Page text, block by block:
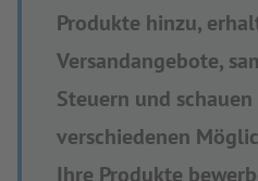
Produkte hinzu,
Versandangebote,
Steuern und
verschiedenen
Ihre Produkte